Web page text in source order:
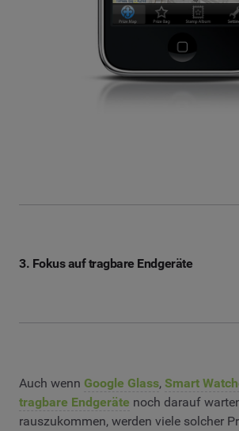
3. Fokus auf tragbare Endgeräte
Auch wenn Google Glass, Smart
tragbare Endgeräte noch darauf
rauszukommen, werden viele solcher